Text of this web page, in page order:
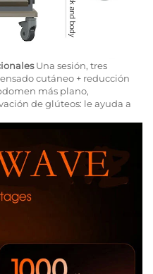
Una sesión, tres
cutáneo + reducción
más plano,
de glúteos: le ayuda a